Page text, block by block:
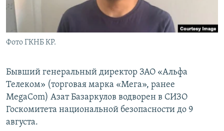
Фото ГКНБ КР.
Бывший генеральный директор ЗАО «Альфа
Телеком» (торговая марка «Мега», ранее
MegaCom) Азат Базаркулов водворен в СИЗО
Госкомитета национальной безопасности до 9
августа.